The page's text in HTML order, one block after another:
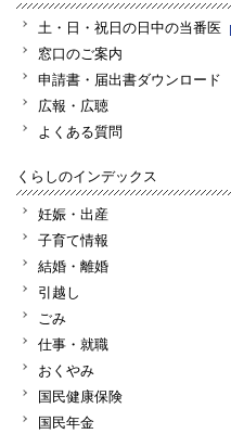
土・日・祝日の日中の当番医
窓口のご案内
申請書・届出書ダウンロード
広報・広聴
よくある質問
くらしのインデックス
妊娠・出産
子育て情報
結婚・離婚
引越し
ごみ
仕事・就職
おくやみ
国民健康保険
国民年金